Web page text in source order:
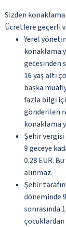
Sizden
Ücretlere geçerli
Yerel
konaklama
gecesinden
16 yaş altı
başka
fazla bilgi
gönderilen
konaklama
Şehir vergisi
9 geceye
0.28 EUR.
alınmaz.
Şehir
döneminde
sonrasında
çocuklardan